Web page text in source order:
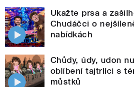
Ukažte prsa a
Chudáčci o
nabídkách
Chůdy, údy, udon
oblíbení tajtrlíci s
můstků